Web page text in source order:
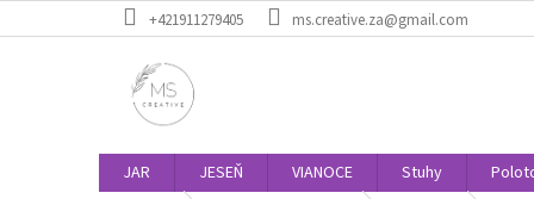
na
+421911279405 ms.creative.za@gmail.com
JAR JESEŇ VIANOCE Stuhy